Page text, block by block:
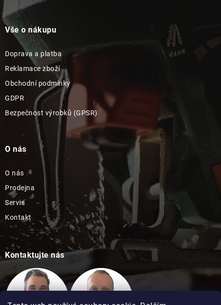
Vše o nákupu
Doprava a platba
Reklamace zboží
Obchodní podmínky
GDPR
Bezpečnost výrobků (GPSR)
O nás
O nás
Prodejna
Servis
Kontakt
Kontaktujte nás